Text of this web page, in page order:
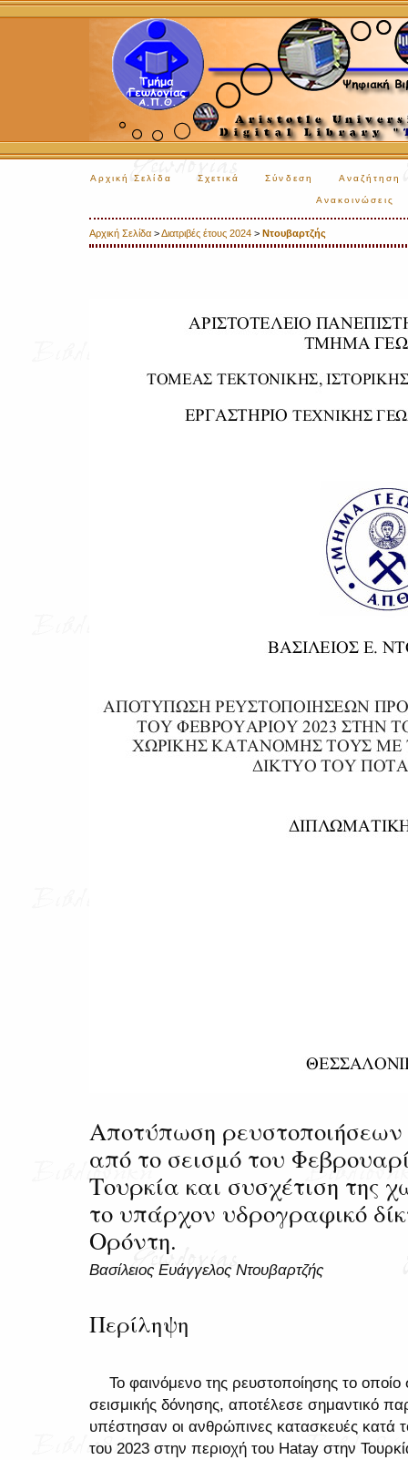
Αρχική Σελίδα Σχετικά Σύνδεση Αναζήτηση
Ανακοινώσεις
Αρχική Σελίδα >Διατριβές έτους 2024 > Ντουβαρτζής
Αποτύπωση
από το σεισμό του
Τουρκία και συσχέτιση της
το υπάρχον υδρογραφικό
Ορόντη.
Βασίλειος Ευάγγελος Ντουβαρτζής
Περίληψη
Το φαινόμενο της ρευστοποίησης το οποίο
σεισμικής δόνησης, αποτέλεσε σημαντικό
υπέστησαν οι ανθρώπινες κατασκευές κατά
του 2023 στην περιοχή του Hatay στην